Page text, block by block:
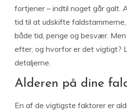
fortjener – indtil noget går galt.
tid til at udskifte
både tid, penge og besvær.
efter, og hvorfor er det vigtigt?
detaljerne.
Alderen på dine
En af de vigtigste faktorer er